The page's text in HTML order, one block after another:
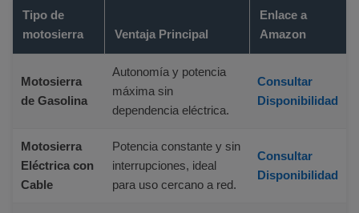
Tipo de
motosierra
Ventaja Principal
Enlace a
Amazon
Motosierra
de Gasolina
Autonomía y potencia
máxima sin
dependencia eléctrica.
Consultar
Disponibilidad
Motosierra
Eléctrica con
Cable
Potencia constante y sin
interrupciones, ideal
para uso cercano a red.
Consultar
Disponibilidad